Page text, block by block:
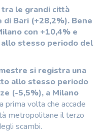
tra le grandi città
Bari (+28,2%). Bene
con +10,4% e
stesso periodo del
si registra una
allo stesso periodo
(-5,5%), a Milano
prima volta che accade
metropolitane il terzo
scambi.